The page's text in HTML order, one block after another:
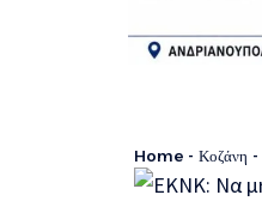
Home - Κοζάνη -